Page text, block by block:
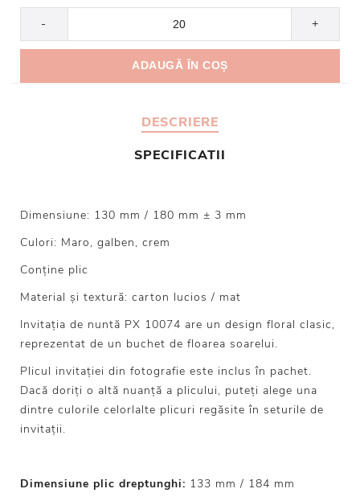
- +
DESCRIERE
SPECIFICATII
Dimensiune: 130 mm / 180 mm ± 3 mm
Culori: Maro, galben, crem
Conține plic
Material și textură: carton lucios / mat
Invitația de nuntă PX 10074 are un design floral clasic,
reprezentat de un buchet de floarea soarelui.
Plicul invitației din fotografie este inclus în pachet.
Dacă doriți o altă nuanță a plicului, puteți alege una
dintre culorile celorlalte plicuri regăsite în seturile de
invitații.
Dimensiune plic dreptunghi: 133 mm / 184 mm